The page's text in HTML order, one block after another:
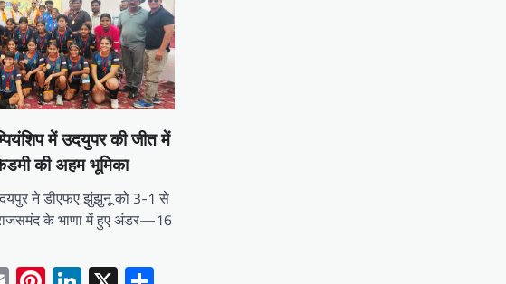
में उदयुपर की जीत में
की अहम भूमिका
ने डीएफए झुंझुनू को 3-1 से
के भाणा में हुए अंडर—16